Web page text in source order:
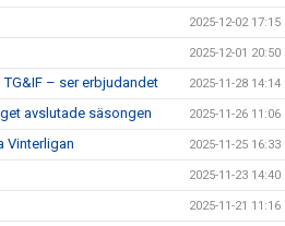
2025-12-02 17:15
2025-12-01 20:50
– ser erbjudandet 2025-11-28 14:14
avslutade säsongen 2025-11-26 11:06
Vinterligan 2025-11-25 16:33
2025-11-23 14:40
2025-11-21 11:16